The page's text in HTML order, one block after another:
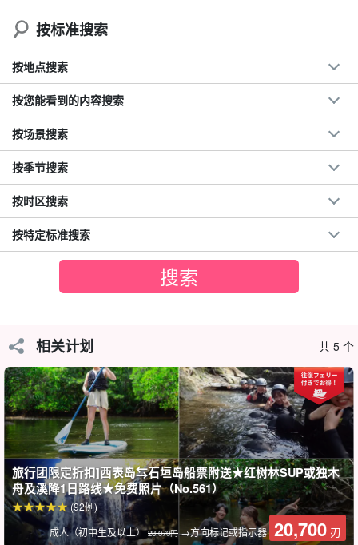
有充足的时间体验独木舟，登山路线平缓、短小、轻松，全家都可
以放心参与。
行程过半时，您可以下独木舟进行短途跋涉。跋涉的坡度不大，时
间也很短，即使是小孩子也可以安全地跋涉。
徒步旅行期间，游客可以欣赏亚热带丛林和红树林的动植物！
按标准搜索
按地点搜索
按您能看到的内容搜索
按场景搜索
按季节搜索
按时区搜索
按特定标准搜索
相关计划 共 5 个
旅行团限定折扣]西表岛⇆石垣岛船票附送★红树林SUP或独木
舟及溪降1日路线★免费照片（No.561）
成人（初中生及以上）28,070円→方向标记或指示器 20,700 刃
(92例)